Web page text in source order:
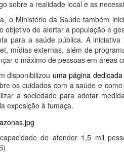
sobre a realidade local e as
o Ministério da Saúde também
objetivo de alertar a população e
para a saúde pública. A
mídias externas, além de
o máximo de pessoas em áreas
disponibilizou uma página
os cuidados com a saúde e
a sociedade para adotar
exposição à fumaça.
de atender 1,5 mil